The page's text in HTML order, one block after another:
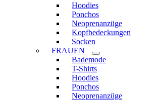
Hoodies
Ponchos
Neoprenanzüge
Kopfbedeckungen
Socken
FRAUEN
Bademode
T-Shirts
Hoodies
Ponchos
Neoprenanzüge